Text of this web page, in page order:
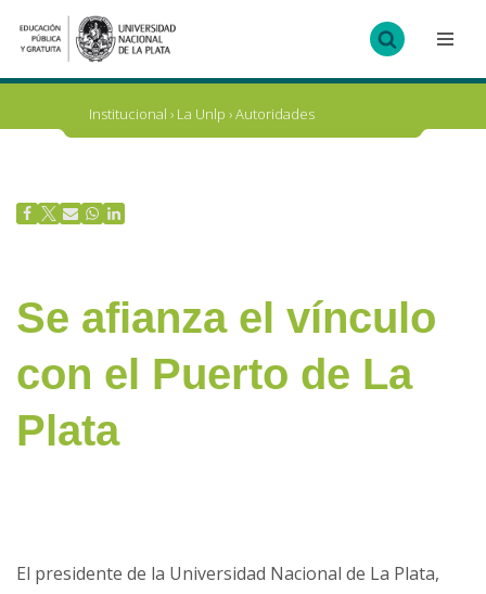
Ir
al
Institucional › La Unlp ›Autoridades
Se afianza el vínculo
con el Puerto de La
Plata
El presidente de la Universidad Nacional de La Plata,